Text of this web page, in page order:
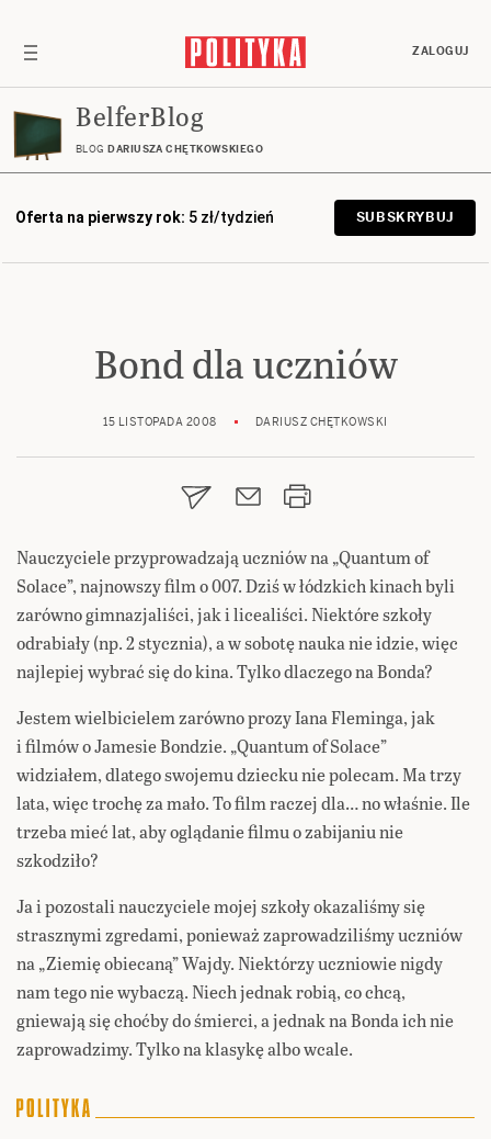
ZALOGUJ
BelferBlog
BLOG DARIUSZA CHĘTKOWSKIEGO
Oferta na pierwszy rok: 5 zł/tydzień SUBSKRYBUJ
Bond dla uczniów
15 LISTOPADA 2008 DARIUSZ CHĘTKOWSKI
Nauczyciele przyprowadzają uczniów na „Quantum of
Solace”, najnowszy film o 007. Dziś w łódzkich kinach byli
zarówno gimnazjaliści, jak i licealiści. Niektóre szkoły
odrabiały (np. 2 stycznia), a w sobotę nauka nie idzie, więc
najlepiej wybrać się do kina. Tylko dlaczego na Bonda?
Jestem wielbicielem zarówno prozy Iana Fleminga, jak
i filmów o Jamesie Bondzie. „Quantum of Solace”
widziałem, dlatego swojemu dziecku nie polecam. Ma trzy
lata, więc trochę za mało. To film raczej dla… no właśnie. Ile
trzeba mieć lat, aby oglądanie filmu o zabijaniu nie
szkodziło?
Ja i pozostali nauczyciele mojej szkoły okazaliśmy się
strasznymi zgredami, ponieważ zaprowadziliśmy uczniów
na „Ziemię obiecaną” Wajdy. Niektórzy uczniowie nigdy
nam tego nie wybaczą. Niech jednak robią, co chcą,
gniewają się choćby do śmierci, a jednak na Bonda ich nie
zaprowadzimy. Tylko na klasykę albo wcale.